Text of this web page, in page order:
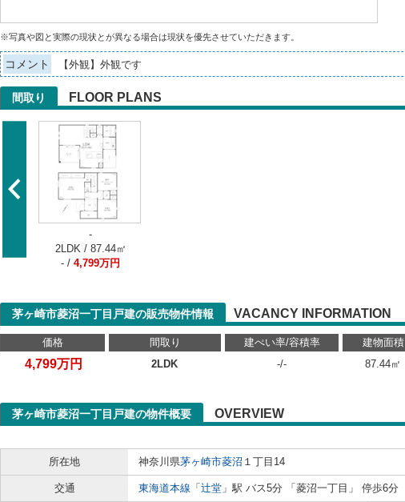
※写真や図と実際の現状とが異なる場合は現状を優先させていただきます。
コメント 【外観】外観です
間取り FLOOR PLANS
-
2LDK / 87.44㎡
- / 4,799万円
茅ヶ崎市菱沼一丁目戸建の販売物件情報 VACANCY INFORMATION
価格 間取り 建ぺい率/容積率 建物面積
4,799万円 2LDK -/- 87.44㎡
茅ヶ崎市菱沼一丁目戸建の物件概要 OVERVIEW
所在地
神奈川県茅ヶ崎市菱沼 １丁目14
交通 東海道本線 「 辻堂 」駅 バス5分 「菱沼一丁目」 停歩6分